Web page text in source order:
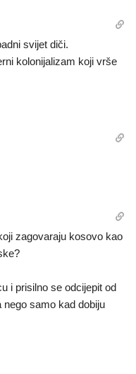
svijet diči.
kolonijalizam koji vrše
zagovaraju kosovo kao
i prisilno se odcijepit od
nego samo kad dobiju